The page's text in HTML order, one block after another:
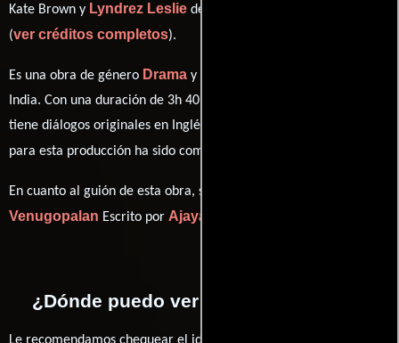
Kate Brown y Lyndrez Leslie desempeñando el papel de Steve
(ver créditos completos).
Es una obra de género Drama y
India. Con una duración de 3h 40m (220 minutos), esta película
tiene diálogos originales en Inglés
para esta producción ha sido compuesta por
En cuanto al guión de esta obra, se encuentra a cargo de
Venugopalan Escrito por Ajayan Venugopalan
¿Dónde puedo ver la películas Ivide?
Le recomendamos chequear el idioma, doblaje o subtítulos que